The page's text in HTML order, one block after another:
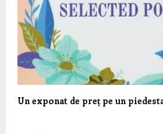
Un exponat de preț pe un